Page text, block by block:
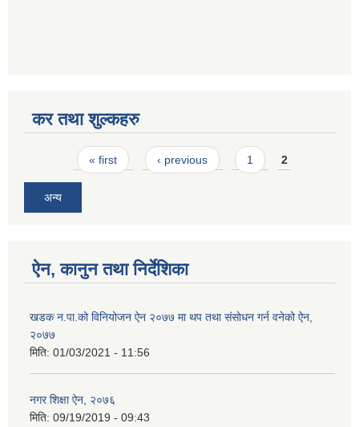
कर तथा शुल्कहरु
Pages« first ‹ previous 1 2
अन्य
ऐन, कानुन तथा निर्देशिका
खडक न‍.पा.को विनियोजन ऐन २०७७ मा थप तथा संसाेधन गर्न वनेको ऐन,
२०७७
मिति: 01/03/2021 - 11:56
नगर शिक्षा ऐन, २०७६
मिति: 09/19/2019 - 09:43